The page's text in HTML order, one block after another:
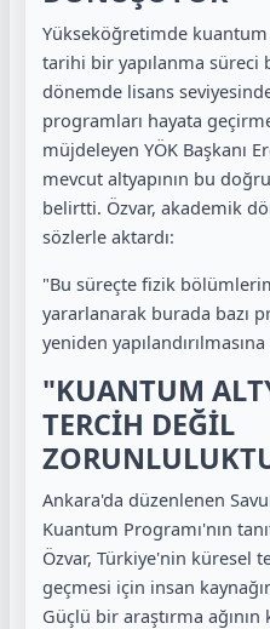
Yükseköğretimde
tarihi bir yapılanma süreci
dönemde lisans
programları hayata
müjdeleyen YÖK Başkanı
mevcut altyapının bu
belirtti. Özvar, akademik
sözlerle aktardı:
"Bu süreçte fizik
yararlanarak burada bazı
yeniden
"KUANTUM
TERCİH DEĞİL
Ankara'da düzenlenen
Kuantum Programı'nın
Özvar, Türkiye'nin küresel
geçmesi için insan
Güçlü bir araştırma